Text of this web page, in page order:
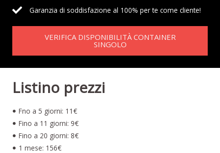
Garanzia di soddisfazione al 100% per te come cliente!
VERIFICA DISPONIBILITÀ CONTAINER
SINGOLO
Listino prezzi
Fno a 5 giorni: 11€
Fino a 11 giorni: 9€
Fino a 20 giorni: 8€
1 mese: 156€